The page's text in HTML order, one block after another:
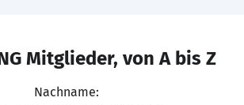
Mitglieder, von A bis Z
Nachname: